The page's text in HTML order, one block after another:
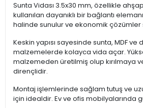
Sunta Vidası 3.5x30 mm, özellikle
kullanılan dayanıklı bir bağlantı
halinde sunulur ve ekonomik çözümler
Keskin yapısı sayesinde sunta, MDF ve
malzemelerde kolayca vida açar.
malzemeden üretilmiş olup kırılmaya
dirençlidir.
Montaj işlemlerinde sağlam tutuş ve
için idealdir. Ev ve ofis mobilyalarında